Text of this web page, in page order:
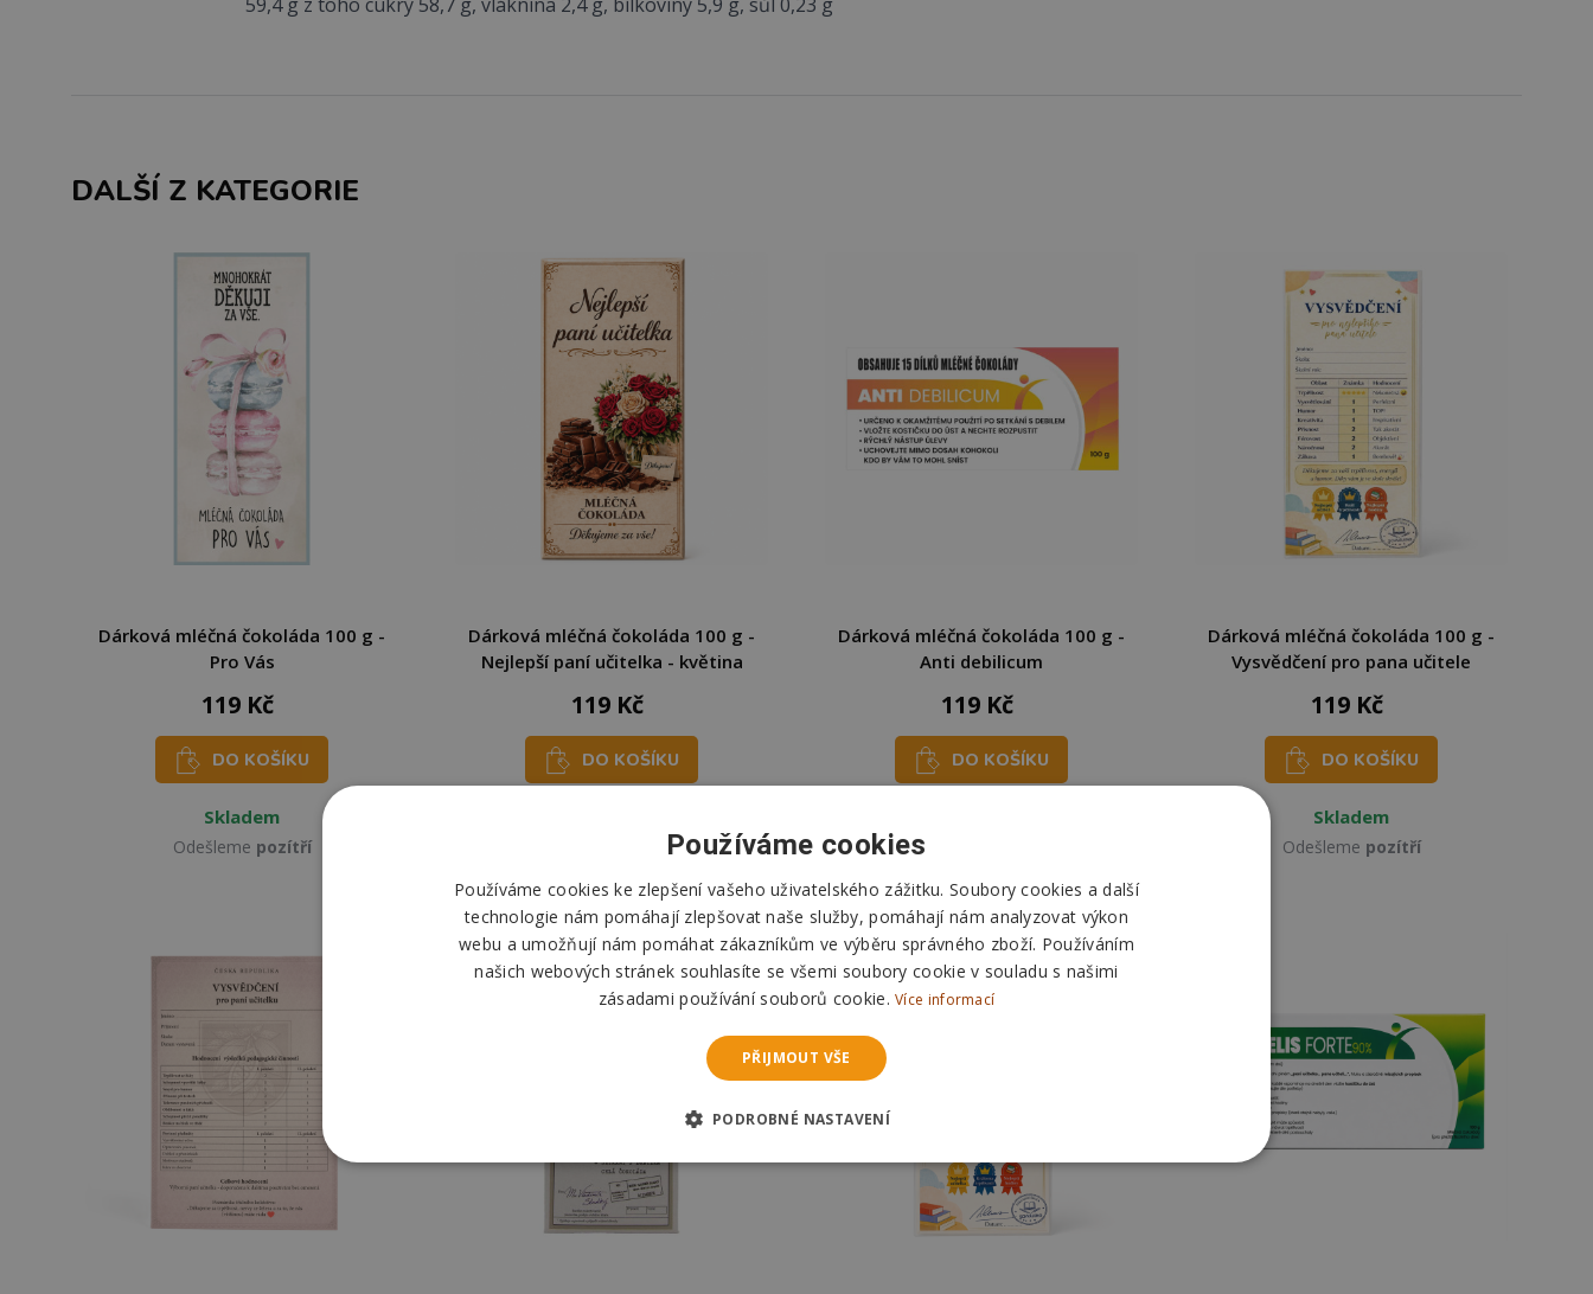
DALŠÍ Z KATEGORIE
Dárková mléčná čokoláda 100 g -
Pro Vás
119 Kč
DO KOŠÍKU
Skladem
Odešleme pozítří
Dárková mléčná čokoláda 100 g -
Nejlepší paní učitelka - květina
119 Kč
DO KOŠÍKU
pozítří
Dárková mléčná čokoláda 100 g -
Anti debilicum
119 Kč
DO KOŠÍKU
Odešleme
Dárková mléčná čokoláda 100 g -
Vysvědčení pro pana učitele
119 Kč
DO KOŠÍKU
Skladem
Odešleme pozítří
Používáme cookies
Používáme cookies ke zlepšení vašeho uživatelského zážitku. Soubory cookies a další
technologie nám pomáhají zlepšovat naše služby, pomáhají nám analyzovat výkon
webu a umožňují nám pomáhat zákazníkům ve výběru správného zboží. Používáním
našich webových stránek souhlasíte se všemi soubory cookie v souladu s našimi
zásadami používání souborů cookie.Více informací
PŘIJMOUT VŠE
PODROBNÉ NASTAVENÍ